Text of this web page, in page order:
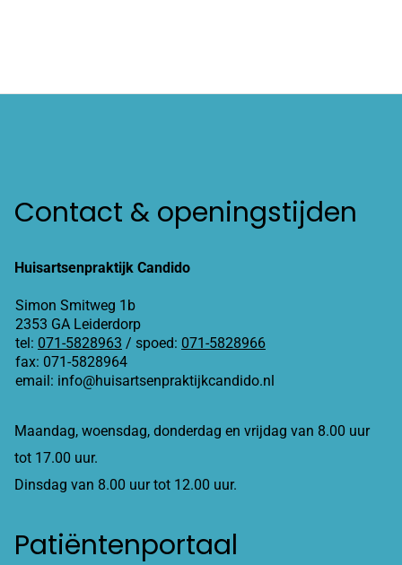
Contact & openingstijden
Huisartsenpraktijk Candido
Simon Smitweg 1b
2353 GA Leiderdorp
tel: 071-5828963 / spoed: 071-5828966
fax: 071-5828964
email: info@huisartsenpraktijkcandido.nl
Maandag, woensdag, donderdag en vrijdag van 8.00 uur
tot 17.00 uur.
Dinsdag van 8.00 uur tot 12.00 uur.
Patiëntenportaal